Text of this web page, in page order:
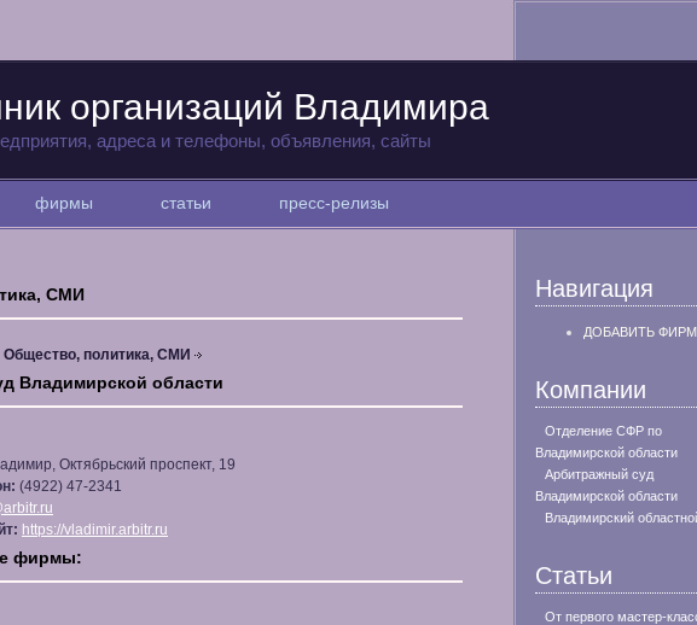
организаций Владимира
адреса и телефоны, объявления, сайты
фирмы статьи пресс-релизы
СМИ
Общество, политика, СМИ
Владимирской области
Октябрьский проспект, 19
(4922) 47-2341
https://vladimir.arbitr.ru
фирмы:
Навигация
ДОБАВИТЬ
Компании
Отделение СФР по
Владимирской области
Арбитражный суд
Владимирской области
Владимирский
Статьи
От первого мастер-